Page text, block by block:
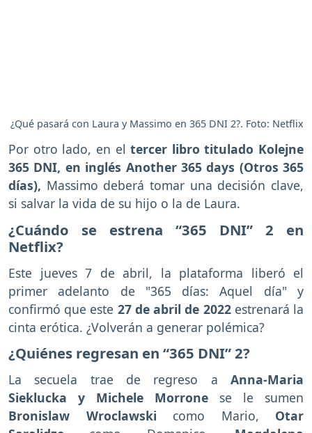
¿Qué pasará con Laura y Massimo en 365 DNI 2?. Foto: Netflix
Por otro lado, en eltercer libro titulado Kolejne
365 DNI, en inglés Another 365 days (Otros 365
días), Massimo deberá tomar una decisión clave,
si salvar la vida de su hijo o la de Laura.
¿Cuándo se estrena “365 DNI” 2 en
Netflix?
Este jueves 7 de abril, la plataforma liberó el
primer adelanto de "365 días: Aquel día" y
confirmó que este 27 de abril de 2022 estrenará la
cinta erótica. ¿Volverán a generar polémica?
¿Quiénes regresan en “365 DNI” 2?
La secuela trae de regreso a Anna-Maria
Sieklucka y Michele Morrone se le sumen
Bronislaw Wroclawski como Mario, Otar